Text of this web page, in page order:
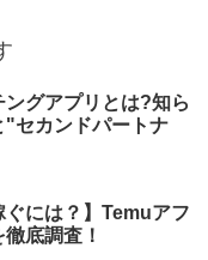
ングアプリとは?知ら
"セカンドパートナ
ぐには？】Temuアフ
底調査！